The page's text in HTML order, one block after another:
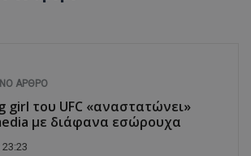
ΆΡΘΡΟ
του UFC «αναστατώνει»
με διάφανα εσώρουχα
23:23